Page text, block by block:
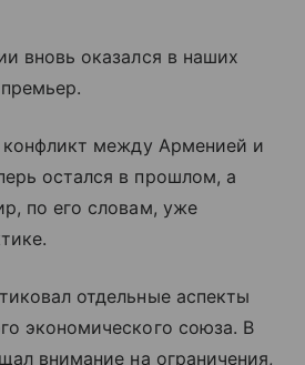
вновь оказался в наших
конфликт между Арменией и
остался в прошлом, а
по его словам, уже
отдельные аспекты
экономического союза. В
внимание на ограничения,